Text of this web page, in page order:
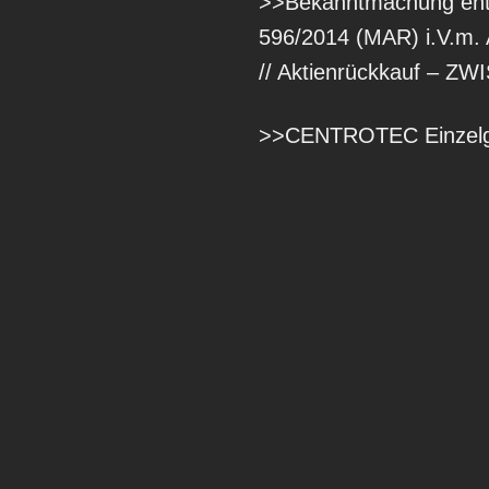
596/2014 (MAR)
// Aktienrückkauf –
>>CENTROTEC